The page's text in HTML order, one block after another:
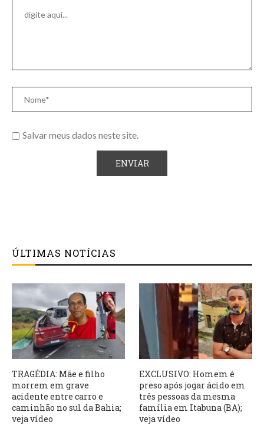
Salvar meus dados neste site.
ÚLTIMAS NOTÍCIAS
TRAGÉDIA: Mãe e filho
morrem em grave
acidente entre carro e
caminhão no sul da Bahia;
veja vídeo
EXCLUSIVO: Homem é
preso após jogar ácido em
três pessoas da mesma
família em Itabuna (BA);
veja vídeo